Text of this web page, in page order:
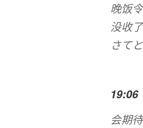
晚饭
没收
さて
19:06
会期